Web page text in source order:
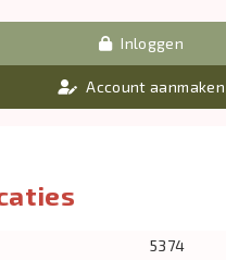
Inloggen
Account aanmaken
5374